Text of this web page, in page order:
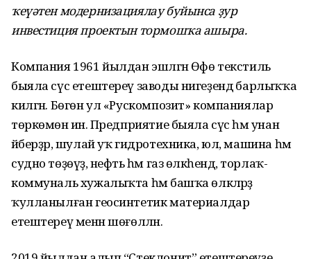
ҡеүәтен модернизациялау буйынса ҙур
инвестиция проектын тормошҡа ашыра.
Компания 1961 йылдан эшләгән Өфө текстиль
быяла сүс етештереү заводы нигеҙендә барлыҡҡа
килгән. Бөгөн ул «Рускомпозит» компаниялар
төркөмөнә инә. Предприятие быяла сүс һәм унан
әйберҙәр, шулай уҡ гидротехника, юл, машина һәм
судно төҙөүҙә, нефть һәм газ өлкәһендә, торлаҡ-
коммуналь хужалыҡта һәм башҡа өлкәләрҙә
ҡулланылған геосинтетик материалдар
етештереү менән шөғөлләнә.